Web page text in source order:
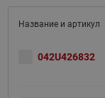
042U426832